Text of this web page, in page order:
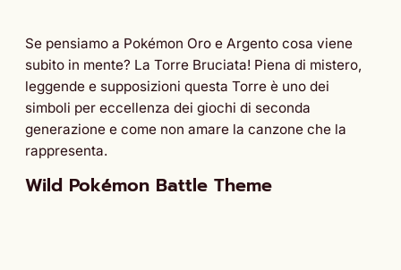
Se pensiamo a Pokémon Oro e Argento cosa viene
subito in mente? La Torre Bruciata! Piena di mistero,
leggende e supposizioni questa Torre è uno dei
simboli per eccellenza dei giochi di seconda
generazione e come non amare la canzone che la
rappresenta.
Wild Pokémon Battle Theme